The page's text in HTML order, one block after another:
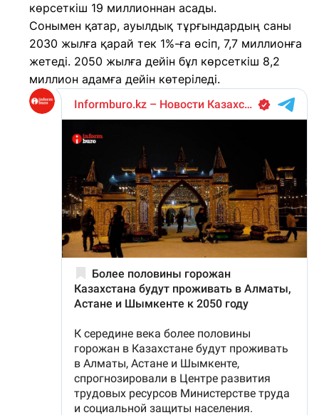
көрсеткіш 19 миллионнан асады.
Сонымен қатар, ауылдық тұрғындардың саны
2030 жылға қарай тек 1%-ға өсіп, 7,7 миллионға
жетеді. 2050 жылға дейін бұл көрсеткіш 8,2
миллион адамға дейін көтеріледі.